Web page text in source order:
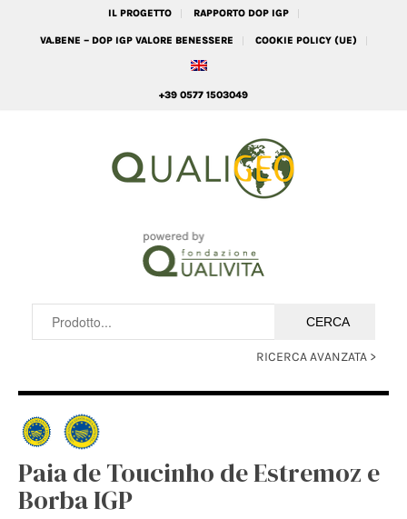
IL PROGETTO RAPPORTO DOP IGP
VA.BENE – DOP IGP VALORE BENESSERE COOKIE POLICY (UE)
+39 0577 1503049
RICERCA AVANZATA >
Paia de Toucinho de Estremoz e
Borba IGP